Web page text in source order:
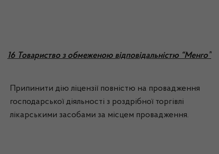
16 Товариство з обмеженою відповідальністю “Менго”
Припинити дію ліцензії повністю на провадження
господарської діяльності з роздрібної торгівлі
лікарськими засобами за місцем провадження.